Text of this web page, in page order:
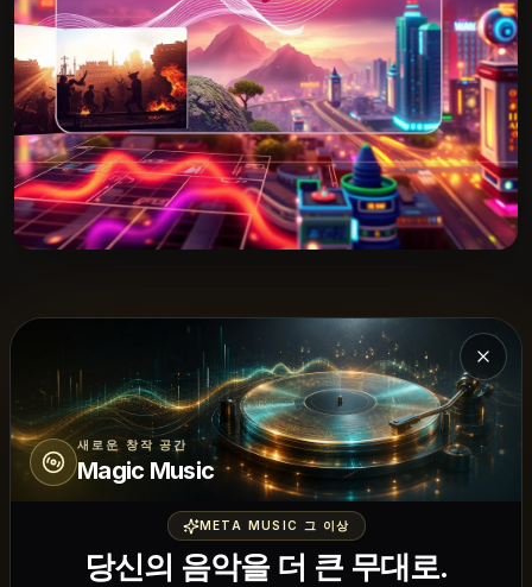
배경 음악
즉시 악기 트랙
콘텐츠 프로젝트에 보컬이 없는 배경 음악이 필요하
신가요? 비디오, 팟캐스트, 프레젠테이션, 브이로그,
다큐멘터리 등 모든 미디어 프로젝트에 완벽하게 어
새로운 창작 공간
Magic Music
META MUSIC 그 이상
당신의 음악을 더 큰 무대로.